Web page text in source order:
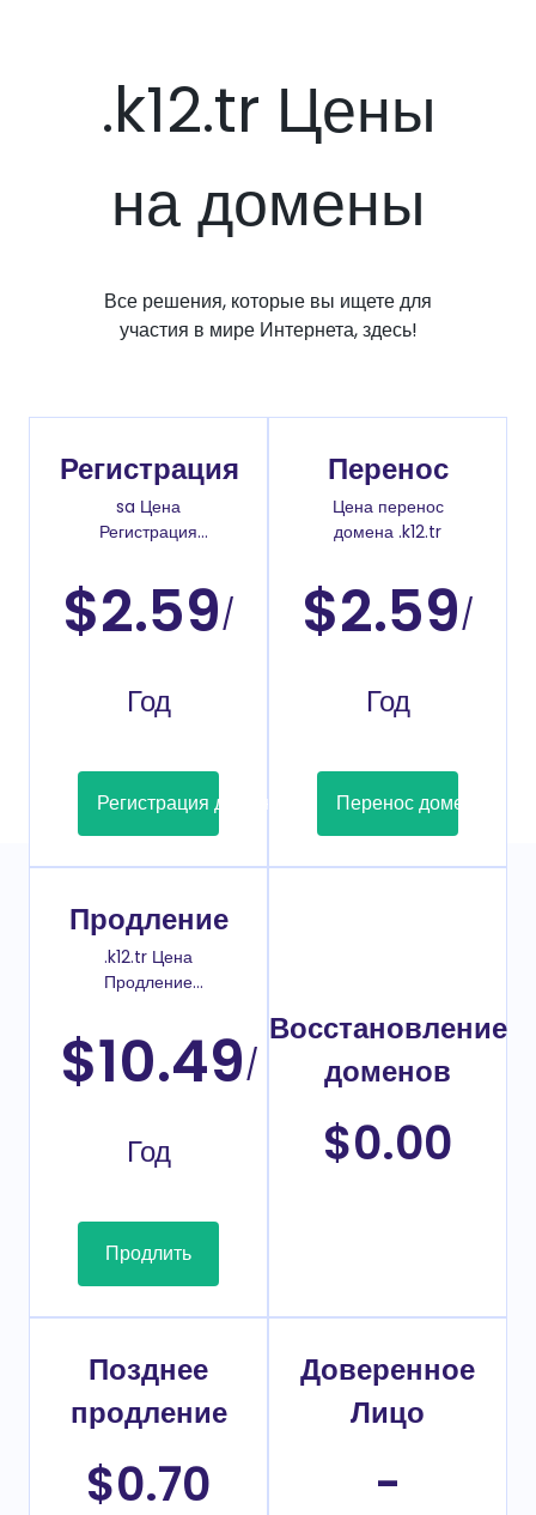
.k12.tr Цены
на домены
Все решения, которые вы ищете для
участия в мире Интернета, здесь!
Регистрация
sa Цена
Регистрация
$2.59/
Год
Регистрация домена
Перенос
Цена перенос
домена .k12.tr
$2.59/
Год
Перенос домена
Продление
.k12.tr Цена
Продление
$10.49/
Год
Продлить
Восстановление
доменов
$0.00
Позднее
продление
$0.70
Доверенное
Лицо
-